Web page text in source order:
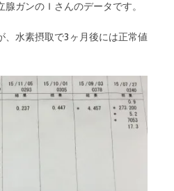
ガンのＩさんのデータです。
、水素摂取で3ヶ月後には正常値